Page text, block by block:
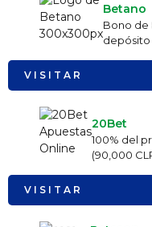
Betano
Bono de
depósito
VISITAR
20Bet
100% del
(90,000
VISITAR